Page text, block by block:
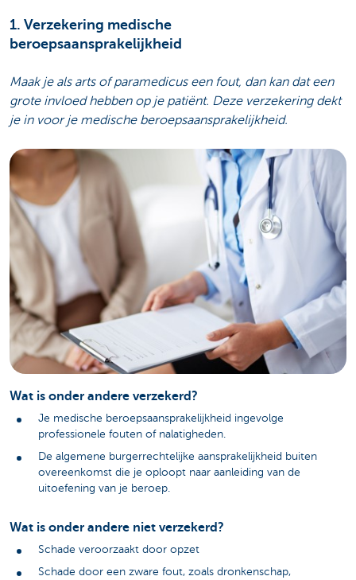
1. Verzekering medische
beroepsaansprakelijkheid
Maak je als arts of paramedicus een fout, dan kan dat een
grote invloed hebben op je patiënt. Deze verzekering dekt
je in voor je medische beroepsaansprakelijkheid.
Wat is onder andere verzekerd?
Je medische beroepsaansprakelijkheid ingevolge
professionele fouten of nalatigheden.
De algemene burgerrechtelijke aansprakelijkheid buiten
overeenkomst die je oploopt naar aanleiding van de
uitoefening van je beroep.
Wat is onder andere niet verzekerd?
Schade veroorzaakt door opzet
Schade door een zware fout, zoals dronkenschap,